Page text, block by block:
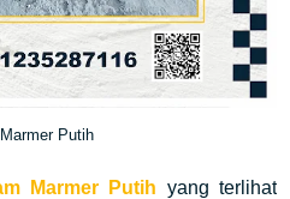
Putih
Marmer Putih yang terlihat